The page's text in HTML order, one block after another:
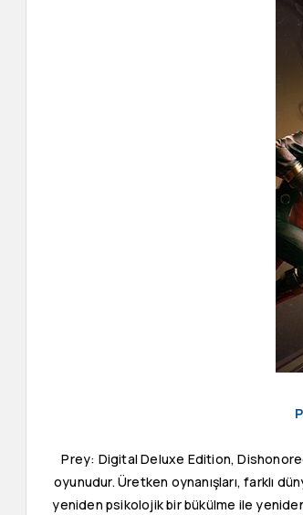
Prey: Digital Deluxe Edition,
oyunudur. Üretken oynanışları, farklı
yeniden psikolojik bir bükülme ile